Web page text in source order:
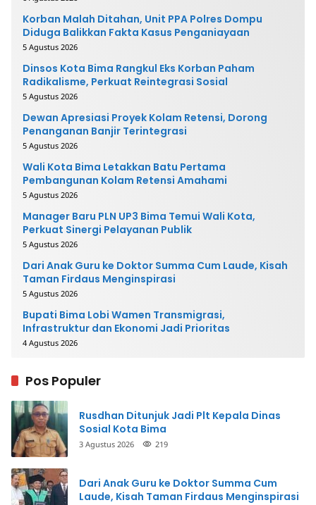
Korban Malah Ditahan, Unit PPA Polres Dompu
Diduga Balikkan Fakta Kasus Penganiayaan
5 Agustus 2026
Dinsos Kota Bima Rangkul Eks Korban Paham
Radikalisme, Perkuat Reintegrasi Sosial
5 Agustus 2026
Dewan Apresiasi Proyek Kolam Retensi, Dorong
Penanganan Banjir Terintegrasi
5 Agustus 2026
Wali Kota Bima Letakkan Batu Pertama
Pembangunan Kolam Retensi Amahami
5 Agustus 2026
Manager Baru PLN UP3 Bima Temui Wali Kota,
Perkuat Sinergi Pelayanan Publik
5 Agustus 2026
Dari Anak Guru ke Doktor Summa Cum Laude, Kisah
Taman Firdaus Menginspirasi
5 Agustus 2026
Bupati Bima Lobi Wamen Transmigrasi,
Infrastruktur dan Ekonomi Jadi Prioritas
4 Agustus 2026
Pos Populer
Rusdhan Ditunjuk Jadi Plt Kepala Dinas
Sosial Kota Bima
3 Agustus 2026 219
Dari Anak Guru ke Doktor Summa Cum
Laude, Kisah Taman Firdaus Menginspirasi